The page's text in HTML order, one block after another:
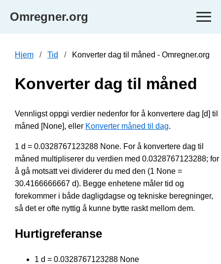
Omregner.org
Hjem Tid Konverter dag til måned - Omregner.org
Konverter dag til måned
Vennligst oppgi verdier nedenfor for å konvertere dag [d] til
måned [None], eller Konverter måned til dag.
1 d = 0.0328767123288 None. For å konvertere dag til
måned multipliserer du verdien med 0.0328767123288; for
å gå motsatt vei dividerer du med den (1 None =
30.4166666667 d). Begge enhetene måler tid og
forekommer i både dagligdagse og tekniske beregninger,
så det er ofte nyttig å kunne bytte raskt mellom dem.
Hurtigreferanse
1 d = 0.0328767123288 None